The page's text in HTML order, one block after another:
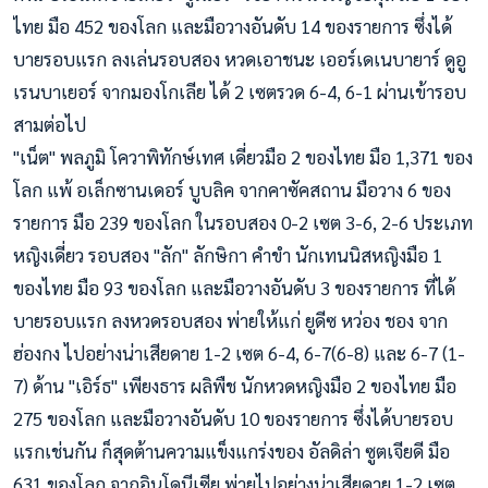
ไทย มือ 452 ของโลก และมือวางอันดับ 14 ของรายการ ซึ่งได้
บายรอบแรก ลงเล่นรอบสอง หวดเอาชนะ เออร์เดเนบายาร์ ดูอู
เรนบาเยอร์ จากมองโกเลีย ได้ 2 เซตรวด 6-4, 6-1 ผ่านเข้ารอบ
สามต่อไป
"เน็ต" พลภูมิ โควาพิทักษ์เทศ เดี่ยวมือ 2 ของไทย มือ 1,371 ของ
โลก แพ้ อเล็กซานเดอร์ บูบลิค จากคาซัคสถาน มือวาง 6 ของ
รายการ มือ 239 ของโลก ในรอบสอง 0-2 เซต 3-6, 2-6 ประเภท
หญิงเดี่ยว รอบสอง "ลัก" ลักษิกา คำขำ นักเทนนิสหญิงมือ 1
ของไทย มือ 93 ของโลก และมือวางอันดับ 3 ของรายการ ที่ได้
บายรอบแรก ลงหวดรอบสอง พ่ายให้แก่ ยูดีซ หว่อง ชอง จาก
ฮ่องกง ไปอย่างน่าเสียดาย 1-2 เซต 6-4, 6-7(6-8) และ 6-7 (1-
7) ด้าน "เอิร์ธ" เพียงธาร ผลิพืช นักหวดหญิงมือ 2 ของไทย มือ
275 ของโลก และมือวางอันดับ 10 ของรายการ ซึ่งได้บายรอบ
แรกเช่นกัน ก็สุดต้านความแข็งแกร่งของ อัลดิล่า ซูตเจียดี มือ